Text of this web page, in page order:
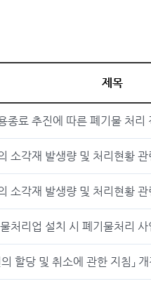
제목
종료 추진에 따른 폐기물 처리
소각재 발생량 및 처리현황
소각재 발생량 및 처리현황
처리업 설치 시 폐기물처리
의 할당 및 취소에 관한 지침」